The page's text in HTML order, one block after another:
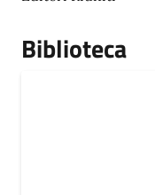
Biblioteca